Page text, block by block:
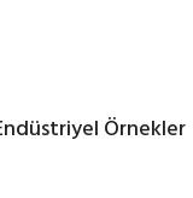
Örnekler